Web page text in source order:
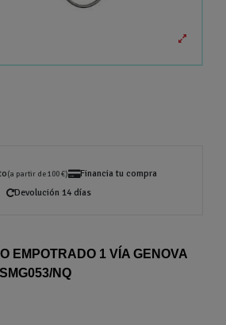
(a partir de 100 €)
Financia tu compra
Devolución 14 días
EMPOTRADO 1 VÍA GENOVA
NQ